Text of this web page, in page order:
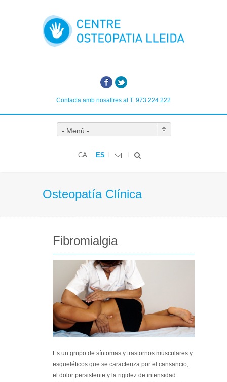
Facebook
Twitter
Contacta amb nosaltres al T. 973 224 222
- Menû -
CA ES
Osteopatía Clínica
Fibromialgia
Es un grupo de síntomas y trastornos musculares y
esqueléticos que se caracteriza por el cansancio,
el dolor persistente y la rigidez de intensidad